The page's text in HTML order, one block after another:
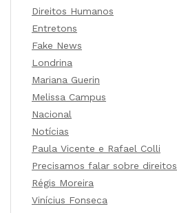
Direitos Humanos
Entretons
Fake News
Londrina
Mariana Guerin
Melissa Campus
Nacional
Notícias
Paula Vicente e Rafael Colli
Precisamos falar sobre direitos
Régis Moreira
Vinícius Fonseca